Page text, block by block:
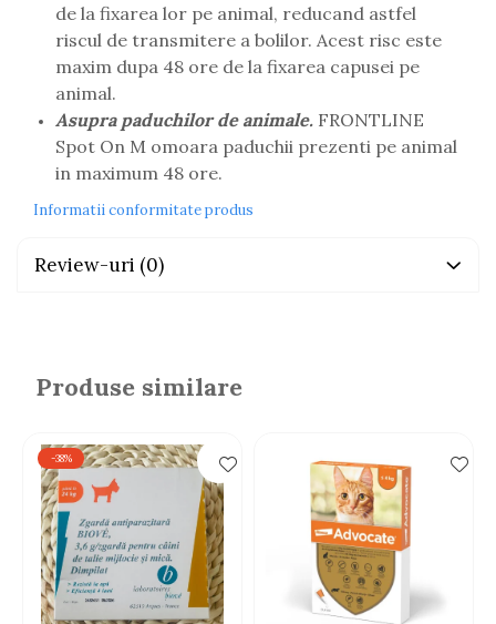
de la fixarea lor pe animal, reducand astfel
riscul de transmitere a bolilor. Acest risc este
maxim dupa 48 ore de la fixarea capusei pe
animal.
Asupra paduchilor de animale. FRONTLINE
Spot On M omoara paduchii prezenti pe animal
in maximum 48 ore.
Informatii conformitate produs
Review-uri (0)
Produse similare
-38%